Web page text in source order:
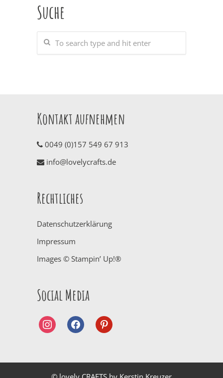
Suche
Kontakt aufnehmen
0049 (0)157 549 67 913
info@lovelycrafts.de
Rechtliches
Datenschutzerklärung
Impressum
Images © Stampin’ Up!®
Social Media
instagramfacebookpinterest